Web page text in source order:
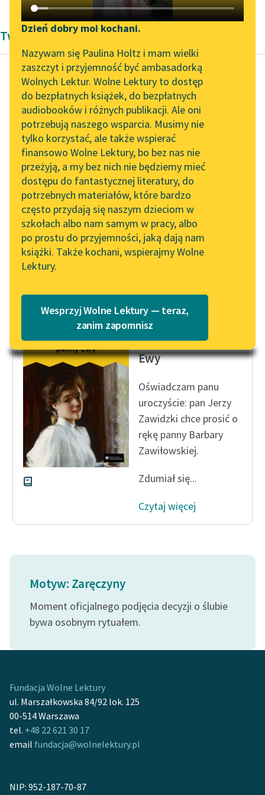
Katalog DAISY
Podkasty o książkach
Zgłoś brak utworu
Aktualności
„Prokurator Alicja Horn”
do słuchania
Byliśmy częścią AI Impact
Lab
Zapraszamy na spotkanie
online z tłumaczkami
literatury skandynawskiej
Spotkanie z Katarzyną
Tunkiel w Oslo
102. lata temu zmarł
Joseph Conrad
Lektury szkolne i klasyka
literatury do słuchania dla
uczennic i uczniów z
niepełnosprawnościami
E-kolekcja lektur
szkolnych i literatury do
słuchania dla uczennic i
uczniów z
niepełnosprawnościami
Feministyczne inspiracje.
Popularyzacja
Kolekcje edukacyjne
do domeny publicznej,
lektur szkolnych oraz
Starego Testamentu
Narzędzia
Mapa Wolnych Lektur
Leśmianator
Przewodnik dla piszących i
czytających
API
OAI-PMH
Widget Wolnych Lektur
Przypisy
Katalog w formacie PDF
O nas
Kontakt
Dzień dobry moi kochani.
Nazywam się Paulina Holtz i mam wielki
zaszczyt i przyjemność być ambasadorką
Wolnych Lektur. Wolne Lektury to dostęp
do bezpłatnych książek, do bezpłatnych
audiobooków i różnych publikacji. Ale oni
potrzebują naszego wsparcia. Musimy nie
tylko korzystać, ale także wspierać
finansowo Wolne Lektury, bo bez nas nie
przeżyją, a my bez nich nie będziemy mieć
dostępu do fantastycznej literatury, do
potrzebnych materiałów, które bardzo
często przydają się naszym dzieciom w
szkołach albo nam samym w pracy, albo
po prostu do przyjemności, jaką dają nam
książki. Także kochani, wspierajmy Wolne
Lektury.
Wesprzyj Wolne Lektury — teraz,
zanim zapomnisz
Twórczość Kornela Makuszyńskiego
Kornel Makuszyński
Szaleństwa panny
Ewy
- Wszelki duch! —
zawołał radośnie pan
Mudrowicz. — A tobie
co się stało?
— Ożeniłam Jerzego i
uciekłam...
Kornel Makuszyński
Szaleństwa panny
Ewy
Oświadczam panu
uroczyście: pan Jerzy
Zawidzki chce prosić o
rękę panny Barbary
Zawiłowskiej.
Zdumiał się...
Czytaj więcej
Motyw: Zaręczyny
Moment oficjalnego podjęcia decyzji o ślubie
bywa osobnym rytuałem.
Fundacja Wolne Lektury
ul. Marszałkowska 84/92 lok. 125
00-514 Warszawa
tel. +48 22 621 30 17
email fundacja@wolnelektury.pl
NIP: 952-187-70-87